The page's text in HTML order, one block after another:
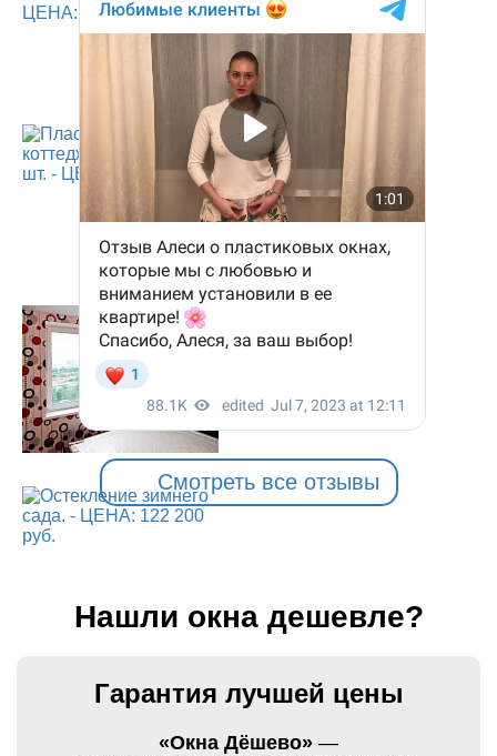
Смотреть все отзывы
Нашли окна дешевле?
Гарантия лучшей цены
«Окна Дёшево» —